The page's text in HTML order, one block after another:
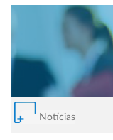
Notícias